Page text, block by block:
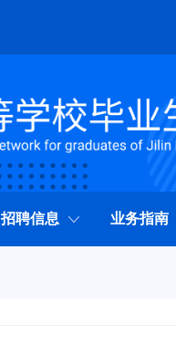
招聘信息 业务指南